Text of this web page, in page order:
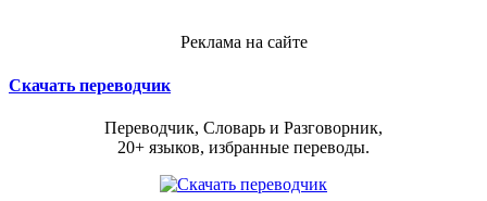
Реклама на сайте
Скачать переводчик
Переводчик, Словарь и Разговорник,
20+ языков, избранные переводы.